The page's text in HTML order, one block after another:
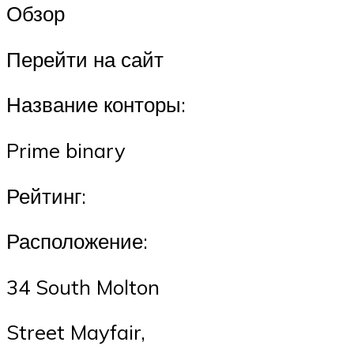
Обзор
Перейти на сайт
Название конторы:
Prime binary
Рейтинг:
Расположение:
34 South Molton
Street Mayfair,